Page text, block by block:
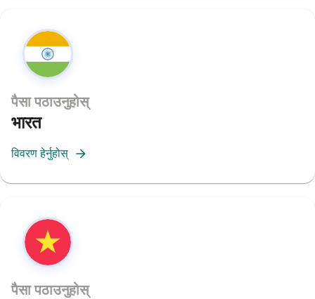
पैसा पठाउनुहोस्
भारत
विवरण हेर्नुहोस्
पैसा पठाउनुहोस्